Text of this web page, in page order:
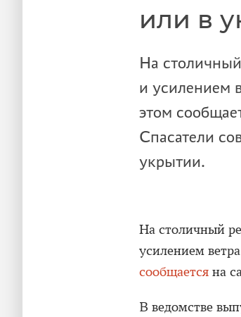
или в
На
и усилением
этом
Спасатели
укрытии.
На столичный
усилением
сообщается на
В ведомстве